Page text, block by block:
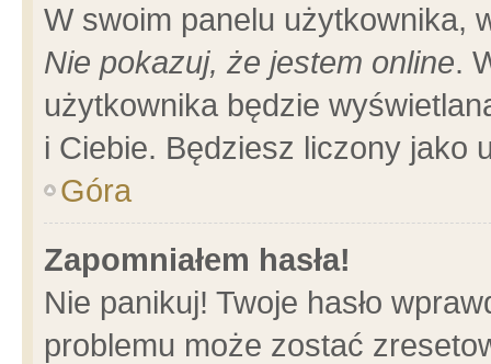
W swoim panelu użytkownika,
Nie pokazuj, że jestem online.
użytkownika będzie
i Ciebie. Będziesz liczony jako
Góra
Zapomniałem hasła!
Nie panikuj! Twoje hasło
problemu może zostać